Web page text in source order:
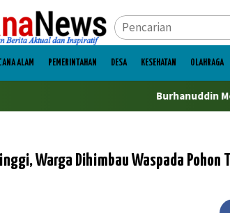
ALAM PEMERINTAHAN DESA KESEHATAN OLAHRAGA
Burhanuddin Mengadu Di Dewan
Warga Dihimbau Waspada Pohon